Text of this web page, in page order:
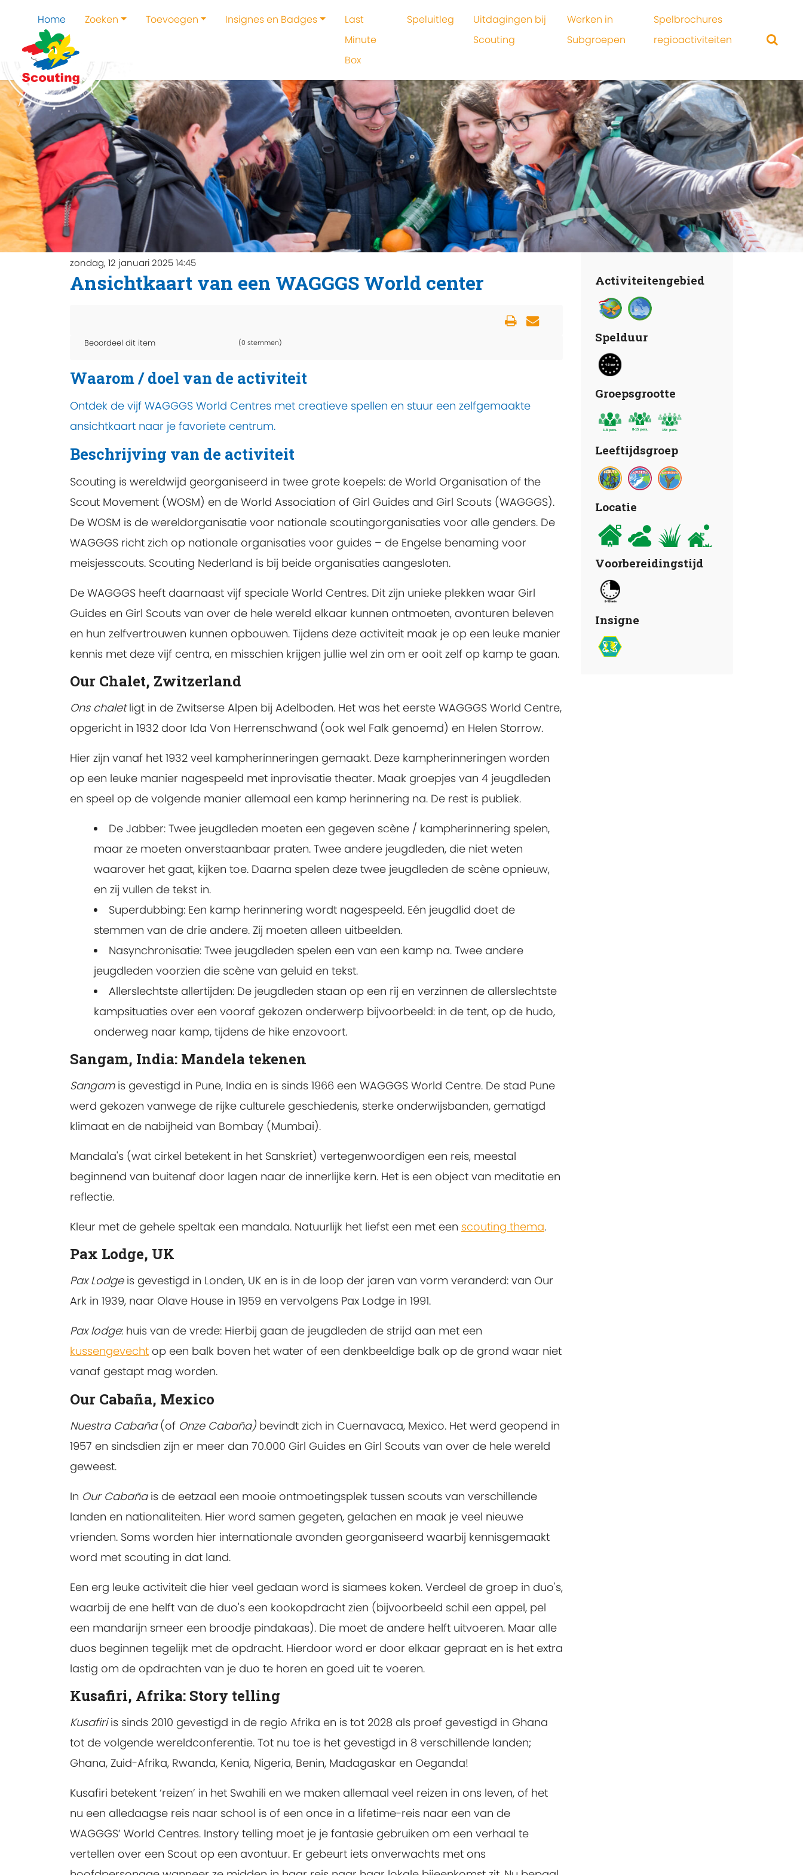
Home Zoeken Toevoegen Insignes en Badges
Last
Minute
Box
Speluitleg
Uitdagingen bij
Scouting
Werken in
Subgroepen
Spelbrochures
regioactiviteiten
zondag, 12 januari 2025 14:45
Ansichtkaart van een WAGGGS World center
Beoordeel dit item (0 stemmen)
Waarom / doel van de activiteit
Ontdek de vijf WAGGGS World Centres met creatieve spellen en stuur een zelfgemaakte
ansichtkaart naar je favoriete centrum.
Beschrijving van de activiteit
Scouting is wereldwijd georganiseerd in twee grote koepels: de World Organisation of the
Scout Movement (WOSM) en de World Association of Girl Guides and Girl Scouts (WAGGGS).
De WOSM is de wereldorganisatie voor nationale scoutingorganisaties voor alle genders. De
WAGGGS richt zich op nationale organisaties voor guides – de Engelse benaming voor
meisjesscouts. Scouting Nederland is bij beide organisaties aangesloten.
De WAGGGS heeft daarnaast vijf speciale World Centres. Dit zijn unieke plekken waar Girl
Guides en Girl Scouts van over de hele wereld elkaar kunnen ontmoeten, avonturen beleven
en hun zelfvertrouwen kunnen opbouwen. Tijdens deze activiteit maak je op een leuke manier
kennis met deze vijf centra, en misschien krijgen jullie wel zin om er ooit zelf op kamp te gaan.
Our Chalet, Zwitzerland
Ons chaletligt in de Zwitserse Alpen bij Adelboden. Het was het eerste WAGGGS World Centre,
opgericht in 1932 door Ida Von Herrenschwand (ook wel Falk genoemd) en Helen Storrow.
Hier zijn vanaf het 1932 veel kampherinneringen gemaakt. Deze kampherinneringen worden
op een leuke manier nagespeeld met inprovisatie theater. Maak groepjes van 4 jeugdleden
en speel op de volgende manier allemaal een kamp herinnering na. De rest is publiek.
De Jabber: Twee jeugdleden moeten een gegeven scène / kampherinnering spelen,
maar ze moeten onverstaanbaar praten. Twee andere jeugdleden, die niet weten
waarover het gaat, kijken toe. Daarna spelen deze twee jeugdleden de scène opnieuw,
en zij vullen de tekst in.
Superdubbing: Een kamp herinnering wordt nagespeeld. Eén jeugdlid doet de
stemmen van de drie andere. Zij moeten alleen uitbeelden.
Nasynchronisatie: Twee jeugdleden spelen een van een kamp na. Twee andere
jeugdleden voorzien die scène van geluid en tekst.
Allerslechtste allertijden: De jeugdleden staan op een rij en verzinnen de allerslechtste
kampsituaties over een vooraf gekozen onderwerp bijvoorbeeld: in de tent, op de hudo,
onderweg naar kamp, tijdens de hike enzovoort.
Sangam, India: Mandela tekenen
Sangamis gevestigd in Pune, India en is sinds 1966 een WAGGGS World Centre. De stad Pune
werd gekozen vanwege de rijke culturele geschiedenis, sterke onderwijsbanden, gematigd
klimaat en de nabijheid van Bombay (Mumbai).
Mandala's (wat cirkel betekent in het Sanskriet) vertegenwoordigen een reis, meestal
beginnend van buitenaf door lagen naar de innerlijke kern. Het is een object van meditatie en
reflectie.
Kleur met de gehele speltak een mandala. Natuurlijk het liefst een met een scouting thema.
Pax Lodge, UK
Pax Lodgeis gevestigd in Londen, UK en is in de loop der jaren van vorm veranderd: van Our
Ark in 1939, naar Olave House in 1959 en vervolgens Pax Lodge in 1991.
Pax lodge: huis van de vrede: Hierbij gaan de jeugdleden de strijd aan met een
kussengevecht op een balk boven het water of een denkbeeldige balk op de grond waar niet
vanaf gestapt mag worden.
Our Cabaña, Mexico
Nuestra Cabaña(of Onze Cabaña) bevindt zich in Cuernavaca, Mexico. Het werd geopend in
1957 en sindsdien zijn er meer dan 70.000 Girl Guides en Girl Scouts van over de hele wereld
geweest.
In Our Cabañais de eetzaal een mooie ontmoetingsplek tussen scouts van verschillende
landen en nationaliteiten. Hier word samen gegeten, gelachen en maak je veel nieuwe
vrienden. Soms worden hier internationale avonden georganiseerd waarbij kennisgemaakt
word met scouting in dat land.
Een erg leuke activiteit die hier veel gedaan word is siamees koken. Verdeel de groep in duo's,
waarbij de ene helft van de duo's een kookopdracht zien (bijvoorbeeld schil een appel, pel
een mandarijn smeer een broodje pindakaas). Die moet de andere helft uitvoeren. Maar alle
duos beginnen tegelijk met de opdracht. Hierdoor word er door elkaar gepraat en is het extra
lastig om de opdrachten van je duo te horen en goed uit te voeren.
Kusafiri, Afrika: Story telling
Kusafiriis sinds 2010 gevestigd in de regio Afrika en is tot 2028 als proef gevestigd in Ghana
tot de volgende wereldconferentie. Tot nu toe is het gevestigd in 8 verschillende landen;
Ghana, Zuid-Afrika, Rwanda, Kenia, Nigeria, Benin, Madagaskar en Oeganda!
Kusafiri betekent ‘reizen’ in het Swahili en we maken allemaal veel reizen in ons leven, of het
nu een alledaagse reis naar school is of een once in a lifetime-reis naar een van de
WAGGGS’ World Centres. Instory telling moet je je fantasie gebruiken om een ​​verhaal te
vertellen over een Scout op een avontuur. Er gebeurt iets onverwachts met ons
Activiteitengebied
Spelduur
Groepsgrootte
Leeftijdsgroep
Locatie
Voorbereidingstijd
Insigne